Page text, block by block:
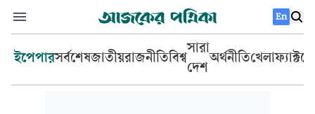
En
ইপেপারসর্বশেষজাতীয়রাজনীতিবিশ্ব
সারা
দেশ
অর্থনীতিখেলা